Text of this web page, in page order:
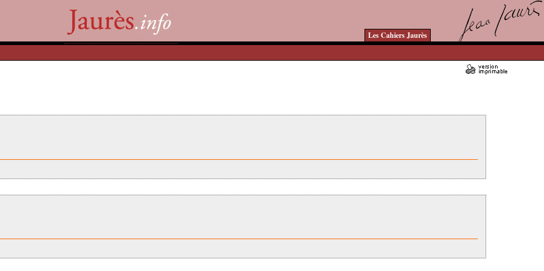
Les Cahiers Jaurès